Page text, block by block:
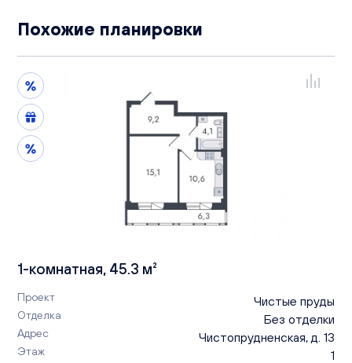
Похожие планировки
1-комнатная, 45.3 м²
Проект Чистые пруды
Отделка Без отделки
Адрес Чистопрудненская, д. 13
Этаж 1